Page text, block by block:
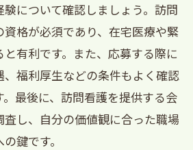
訪問看護求人の最新情報
として地域医療に貢献する方
人の選び方とポイント
訪問看護の実際の仕事内容
としてのプロフェッショナル
について確認しましょう。訪問
格が必須であり、在宅医療や緊
有利です。また、応募する際に
、福利厚生などの条件もよく確認
最後に、訪問看護を提供する会
し、自分の価値観に合った職場
鍵です。